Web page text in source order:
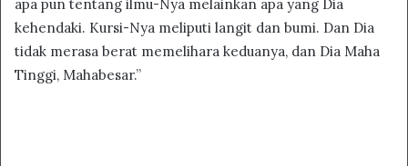
apa pun tentang ilmu-Nya melainkan apa yang Dia
kehendaki. Kursi-Nya meliputi langit dan bumi. Dan Dia
tidak merasa berat memelihara keduanya, dan Dia Maha
Tinggi, Mahabesar.”